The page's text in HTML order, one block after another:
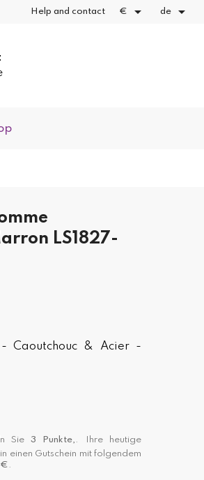
Help and contact €  de 
LS1827-
Caoutchouc & Acier -
Sie3 Punkte, . Ihre heutige
einen Gutschein mit folgendem
.